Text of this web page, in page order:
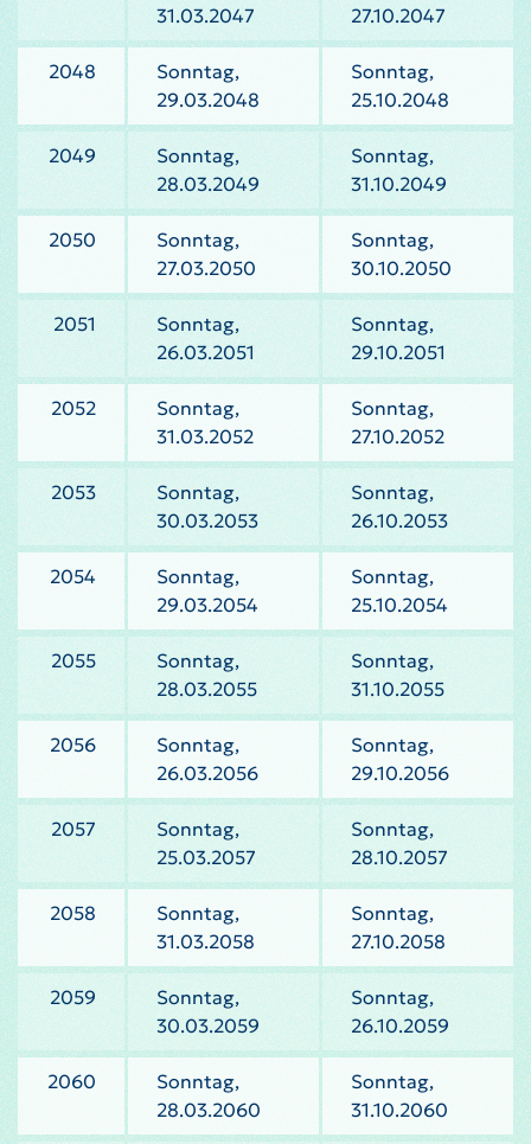
31.03.2047
27.10.2047
2048
Sonntag,
29.03.2048
Sonntag,
25.10.2048
2049
Sonntag,
28.03.2049
Sonntag,
31.10.2049
2050
Sonntag,
27.03.2050
Sonntag,
30.10.2050
2051
Sonntag,
26.03.2051
Sonntag,
29.10.2051
2052
Sonntag,
31.03.2052
Sonntag,
27.10.2052
2053
Sonntag,
30.03.2053
Sonntag,
26.10.2053
2054
Sonntag,
29.03.2054
Sonntag,
25.10.2054
2055
Sonntag,
28.03.2055
Sonntag,
31.10.2055
2056
Sonntag,
26.03.2056
Sonntag,
29.10.2056
2057
Sonntag,
25.03.2057
Sonntag,
28.10.2057
2058
Sonntag,
31.03.2058
Sonntag,
27.10.2058
2059
Sonntag,
30.03.2059
Sonntag,
26.10.2059
2060
Sonntag,
28.03.2060
Sonntag,
31.10.2060